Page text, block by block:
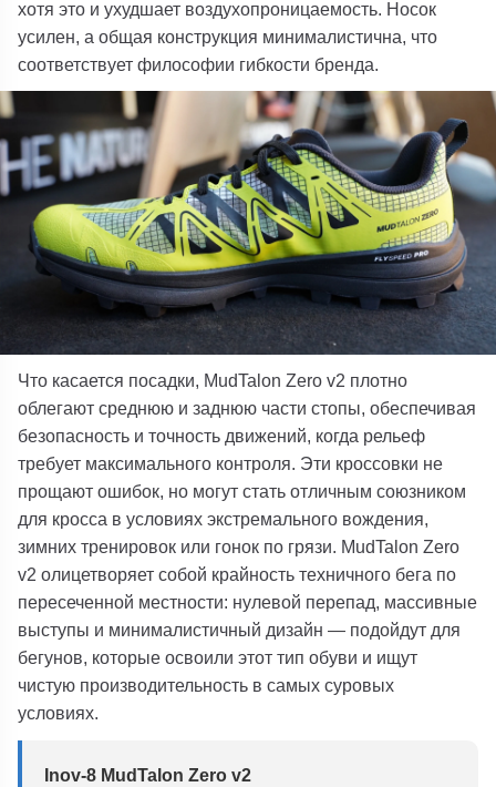
хотя это и ухудшает воздухопроницаемость. Носок
усилен, а общая конструкция минималистична, что
соответствует философии гибкости бренда.
Что касается посадки, MudTalon Zero v2 плотно
облегают среднюю и заднюю части стопы, обеспечивая
безопасность и точность движений, когда рельеф
требует максимального контроля. Эти кроссовки не
прощают ошибок, но могут стать отличным союзником
для кросса в условиях экстремального вождения,
зимних тренировок или гонок по грязи. MudTalon Zero
v2 олицетворяет собой крайность техничного бега по
пересеченной местности: нулевой перепад, массивные
выступы и минималистичный дизайн — подойдут для
бегунов, которые освоили этот тип обуви и ищут
чистую производительность в самых суровых
условиях.
Inov-8 MudTalon Zero v2